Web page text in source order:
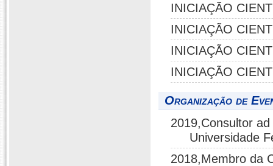
INICIAÇÃO
INICIAÇÃO
INICIAÇÃO
INICIAÇÃO
Organização de
2019,Consultor
Universidade
2018,Membro da